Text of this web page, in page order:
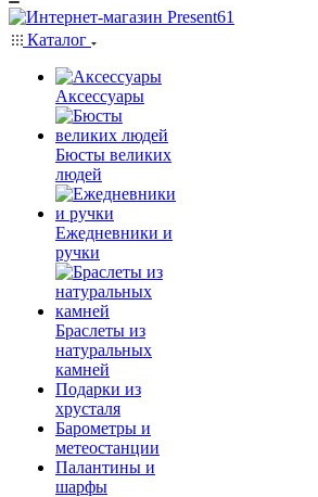
Каталог
Аксессуары
Бюсты великих
людей
Ежедневники и
ручки
Браслеты из
натуральных
камней
Подарки из
хрусталя
Барометры и
метеостанции
Палантины и
шарфы